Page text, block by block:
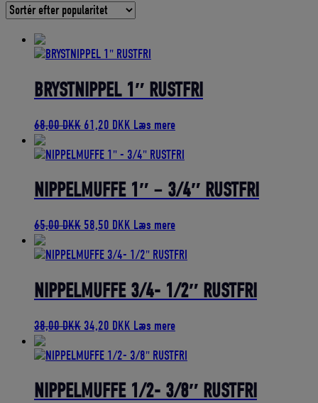
gennemsnitlig
BRYSTNIPPEL 1″ RUSTFRI
68,00DKK Den
pris
68,00 DKK.
61,20 DKK Den
pris
61,20 DKK.
Læs mere
NIPPELMUFFE 1″ – 3/4″ RUSTFRI
65,00DKK Den
pris
65,00 DKK.
58,50 DKK Den
pris
58,50 DKK.
Læs mere
NIPPELMUFFE 3/4- 1/2″ RUSTFRI
38,00DKK Den
pris
38,00 DKK.
34,20 DKK Den
pris
34,20 DKK.
Læs mere
NIPPELMUFFE 1/2- 3/8″ RUSTFRI